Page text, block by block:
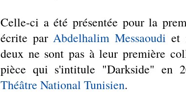
Celle-ci a été présentée pour la
écrite par Abdelhalim Messaoudi et
deux ne sont pas à leur première
pièce qui s'intitule "Darkside" en
Théâtre National Tunisien.